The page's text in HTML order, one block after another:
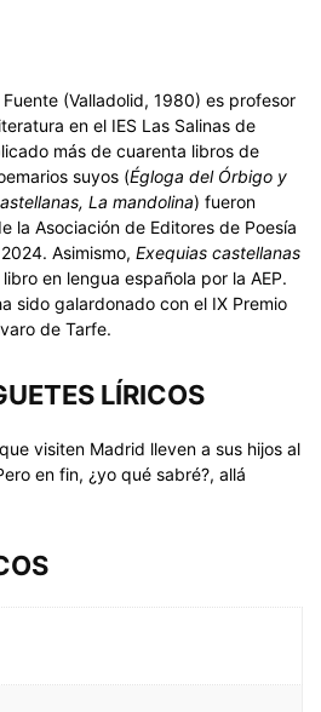
(Valladolid, 1980) es profesor
en el IES Las Salinas de
más de cuarenta libros de
suyos (Égloga del Órbigo y
La mandolina) fueron
la Asociación de Editores de Poesía
Asimismo, Exequias castellanas
en lengua española por la AEP.
sido galardonado con el IX Premio
de Tarfe.
LÍRICOS
visiten Madrid lleven a sus hijos al
en fin, ¿yo qué sabré?, allá